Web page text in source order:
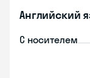
Английский
С носителем